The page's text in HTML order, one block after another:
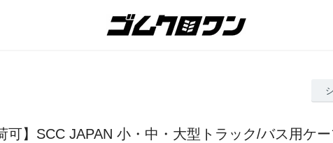
可】SCC JAPAN 小・中・大型トラック/バス用ケ